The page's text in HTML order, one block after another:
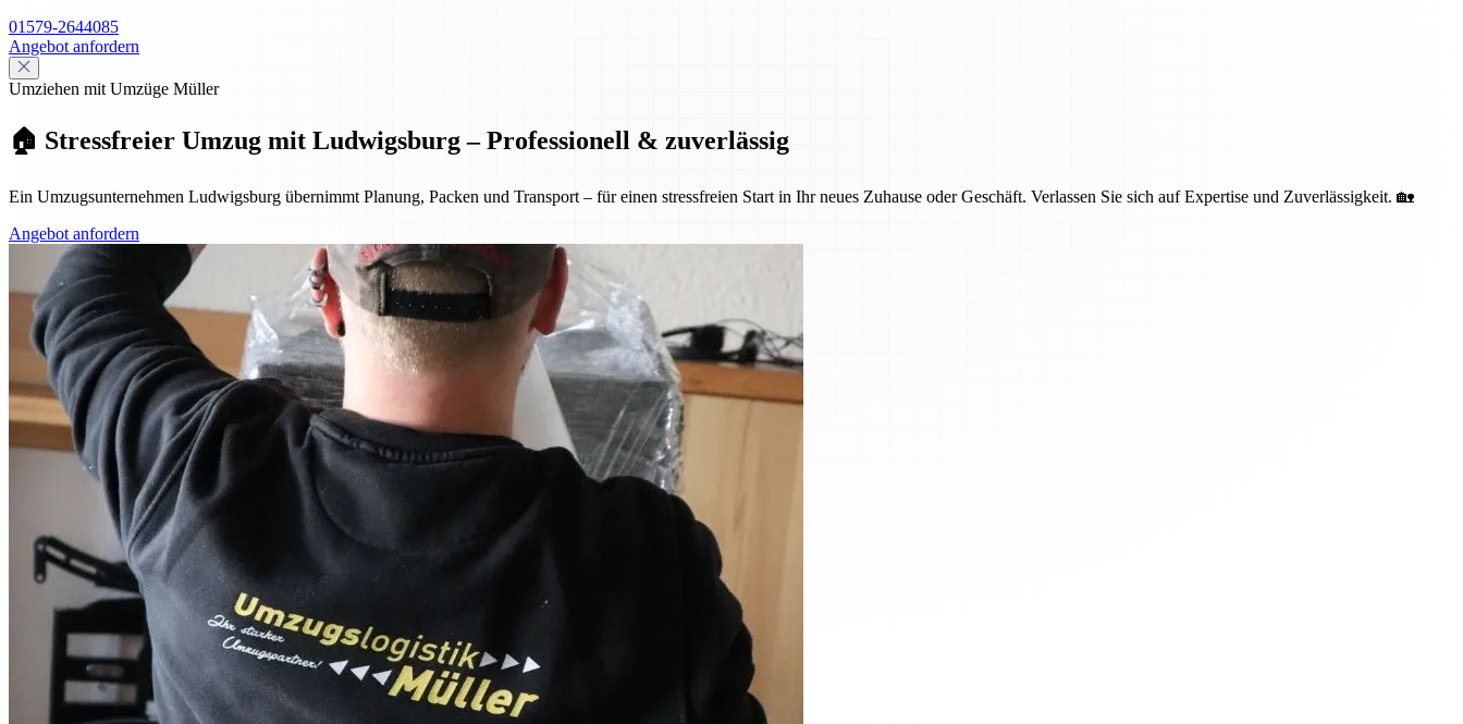
01579-2644085
Angebot anfordern
Umziehen mit Umzüge Müller
🏠 Stressfreier Umzug mit Ludwigsburg – Professionell & zuverlässig
Ein Umzugsunternehmen Ludwigsburg übernimmt Planung, Packen und Transport – für einen stressfreien Start in Ihr neues Zuhause oder Geschäft. Verlassen Sie sich auf Expertise und Zuverlässigkeit. 🏡
Angebot anfordern